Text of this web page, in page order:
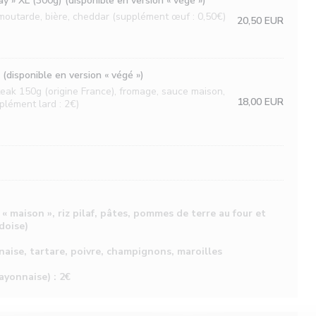
bière, cheddar (supplément œuf : 0,50€)
20,50 EUR
en version « végé »)
150g (origine France), fromage, sauce maison,
lard : 2€)
18,00 EUR
maison », riz pilaf, pâtes, pommes de terre au four et
tartare, poivre, champignons, maroilles
: 2€